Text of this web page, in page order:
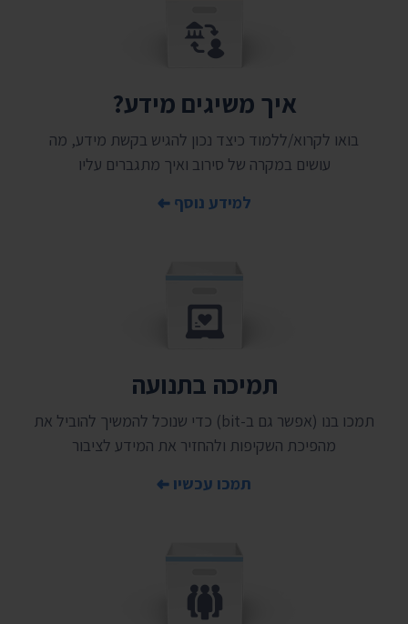
איך משיגים מידע?
בואו לקרוא/ללמוד כיצד נכון להגיש בקשת מידע, מה
עושים במקרה של סירוב ואיך מתגברים עליו
למידע נוסף
תמיכה בתנועה
תמכו בנו (אפשר גם ב-bit) כדי שנוכל להמשיך להוביל את
מהפיכת השקיפות ולהחזיר את המידע לציבור
תמכו עכשיו